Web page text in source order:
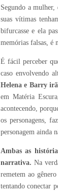
Segundo a
suas vítimas
bifurcasse e ela
memórias falsas, é
É fácil perceber
caso envolvendo
Helena e Barry
em Matéria
acontecendo,
os personagens,
personagem ainda
Ambas as
narrativa.Na
remetem ao
tentando conectar